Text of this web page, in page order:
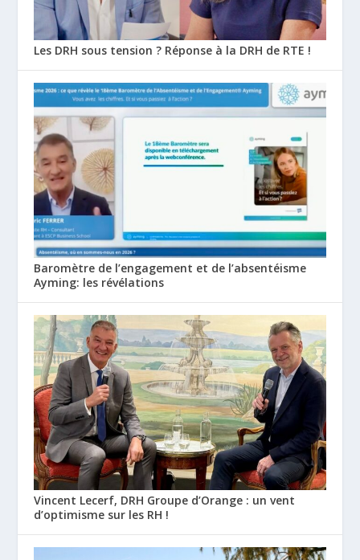
Les DRH sous tension ? Réponse à la DRH de RTE !
Baromètre de l’engagement et de l’absentéisme
Ayming: les révélations
Vincent Lecerf, DRH Groupe d’Orange : un vent
d’optimisme sur les RH !